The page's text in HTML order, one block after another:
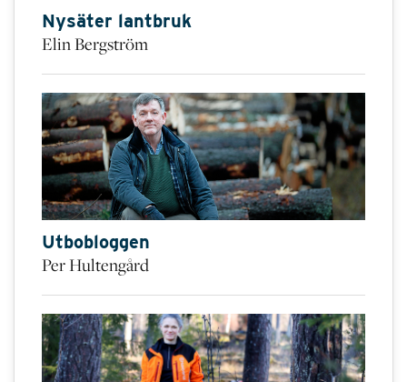
Nysäter lantbruk
Elin Bergström
Utbobloggen
Per Hultengård